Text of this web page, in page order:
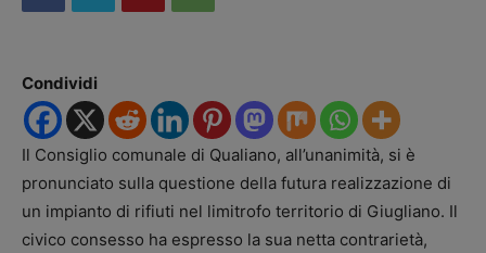
Condividi
Il Consiglio comunale di Qualiano, all’unanimità, si è
pronunciato sulla questione della futura realizzazione di
un impianto di rifiuti nel limitrofo territorio di Giugliano. Il
civico consesso ha espresso la sua netta contrarietà,